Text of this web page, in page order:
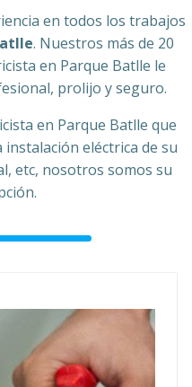
en todos los trabajos
. Nuestros más de 20
en Parque Batlle le
prolijo y seguro.
en Parque Batlle que
eléctrica de su
etc, nosotros somos su